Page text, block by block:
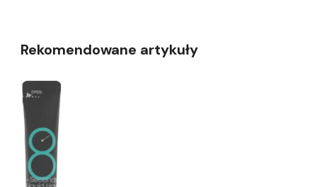
Rekomendowane artykuły